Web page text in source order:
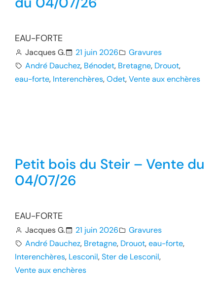
EAU-FORTE
Jacques G. 21 juin 2026
Gravures
André Dauchez, Bénodet, Bretagne, Drouot,
eau-forte, Interenchères, Odet, Vente aux enchères
Petit bois du Steir – Vente du
04/07/26
EAU-FORTE
Jacques G. 21 juin 2026
Gravures
André Dauchez, Bretagne, Drouot, eau-forte,
Interenchères, Lesconil, Ster de Lesconil,
Vente aux enchères